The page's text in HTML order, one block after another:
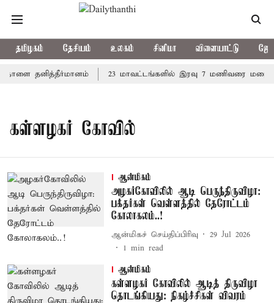
தமிழகம் தேசியம் உலகம் சினிமா விளையாட்டு
நாளை தனித்தீர்மானம் 23 மாவட்டங்களில் இரவு 7 மணிவரை மழை
கள்ளழகர் கோவில்
ஆன்மிகம்
அழகர்கோவிலில் ஆடி பெருந்திருவிழா:
பக்தர்கள் வெள்ளத்தில் தேரோட்டம்
கோலாகலம்..!
ஆன்மிகச் செய்திப்பிரிவு
29 Jul 2026
1 min read
ஆன்மிகம்
கள்ளழகர் கோவிலில் ஆடித் திருவிழா
தொடங்கியது: நிகழ்ச்சிகள் விவரம்